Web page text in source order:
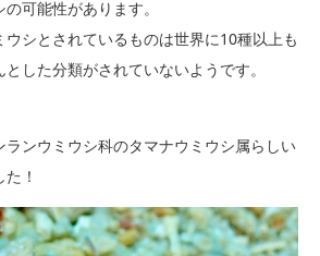
可能性があります。
シとされているものは世界に10種以上も
した分類がされていないようです。
ランウミウシ科のタマナウミウシ属らしい
！